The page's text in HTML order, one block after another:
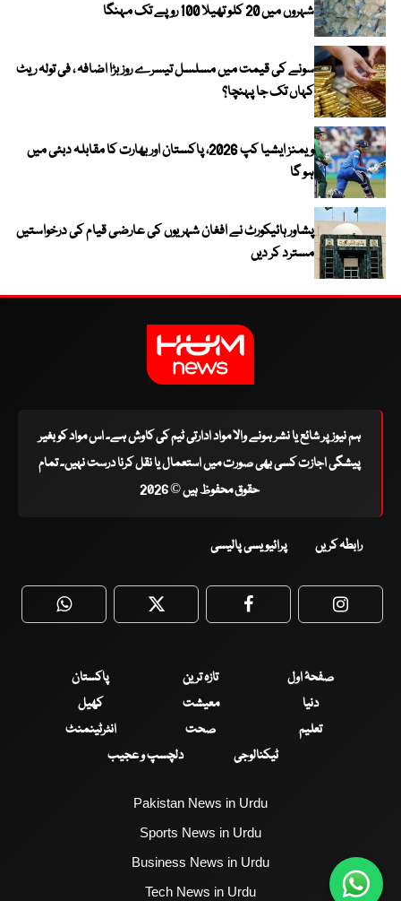
شہروں میں 20 کلو تھیلا 100 روپے تک مہنگا
سونے کی قیمت میں مسلسل تیسرے روز بڑا اضافہ ، فی تولہ ریٹ
کہاں تک جا پہنچا؟
ویمنز ایشیا کپ 2026، پاکستان اور بھارت کا مقابلہ دبئی میں
ہو گا
پشاور ہائیکورٹ نے افغان شہریوں کی عارضی قیام کی درخواستیں
مسترد کر دیں
ہم نیوز پر شائع یا نشر ہونے والا مواد ادارتی ٹیم کی کاوش ہے۔ اس مواد کو بغیر
پیشگی اجازت کسی بھی صورت میں استعمال یا نقل کرنا درست نہیں۔ تمام
حقوق محفوظ ہیں © 2026
رابطہ کریں پرائیویسی پالیسی
WhatsApp Twitter Facebook
صفحۂ اول تازہ ترین
پاکستان
دنیا
معیشت
کھیل
تعلیم
صحت
انٹرٹینمنٹ
ٹیکنالوجی
دلچسپ و عجیب
Pakistan News in Urdu
Sports News in Urdu
Business News in Urdu
Tech News in Urdu